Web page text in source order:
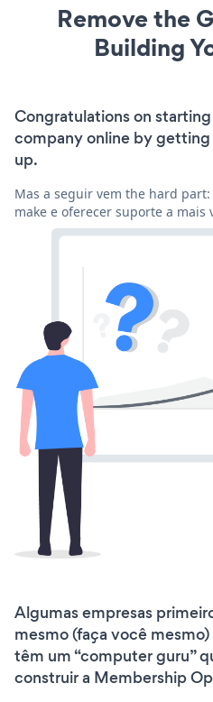
Remove the
Building
Congratulations on
company online by
up.
Mas a seguir vem the hard
make e oferecer suporte a mais
Algumas empresas
mesmo (faça você
têm um “computer guru”
construir a Membership